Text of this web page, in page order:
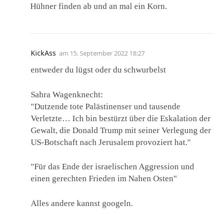
Hühner finden ab und an mal ein Korn.
KickAss am 15. September 2022 18:27
entweder du lügst oder du schwurbelst
Sahra Wagenknecht:
"Dutzende tote Palästinenser und tausende
Verletzte… Ich bin bestürzt über die Eskalation der
Gewalt, die Donald Trump mit seiner Verlegung der
US-Botschaft nach Jerusalem provoziert hat."
"Für das Ende der israelischen Aggression und
einen gerechten Frieden im Nahen Osten"
Alles andere kannst googeln.